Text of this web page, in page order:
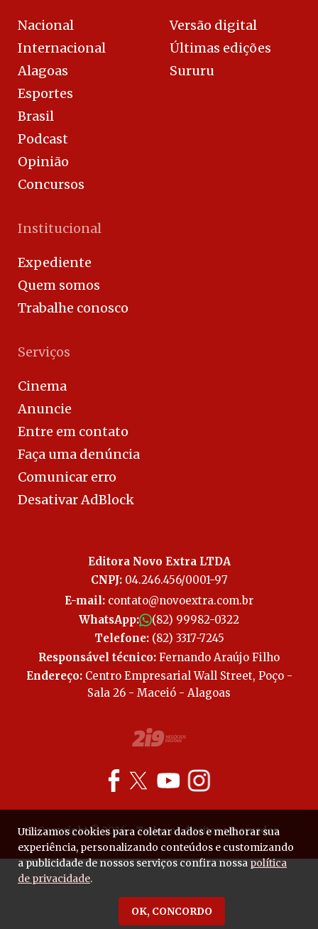
Nacional
Internacional
Alagoas
Esportes
Brasil
Podcast
Opinião
Concursos
Versão digital
Últimas edições
Sururu
Institucional
Expediente
Quem somos
Trabalhe conosco
Serviços
Cinema
Anuncie
Entre em contato
Faça uma denúncia
Comunicar erro
Desativar AdBlock
Editora Novo Extra LTDA
CNPJ:04.246.456/0001-97
E-mail: contato@novoextra.com.br
WhatsApp:
(82) 99982-0322
Telefone:(82) 3317-7245
Responsável técnico: Fernando Araújo Filho
Endereço:Centro Empresarial Wall Street, Poço -
Sala 26 - Maceió - Alagoas
Copyright © 2026 - Todos os direitos reservados.
Utilizamos cookies para coletar dados e melhorar sua
experiência, personalizando conteúdos e customizando
a publicidade de nossos serviços confira nossapolítica
de privacidade.
OK, CONCORDO